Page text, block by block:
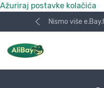
Ažuriraj postavke kolačića
Nismo više